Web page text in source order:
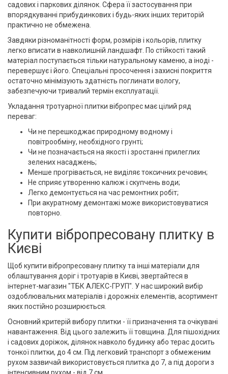
садових і паркових ділянок. Сфера її застосування при
впорядкуванні прибудинкових і будь-яких інших територій
практично не обмежена.
Завдяки різноманітності форм, розмірів і кольорів, плитку
легко вписати в навколишній ландшафт. По стійкості такий
матеріал поступається тільки натуральному каменю, а іноді -
перевершує і його. Спеціальні просочення і захисні покриття
остаточно мінімізують здатність поглинати вологу,
забезпечуючи тривалий термін експлуатації.
Укладання тротуарної плитки вібропрес має цілий ряд
переваг:
Чи не перешкоджає природному водному і
повітрообміну, необхідного грунті;
Чи не позначається на якості і зростанні прилеглих
зелених насаджень;
Менше прогрівається, не виділяє токсичних речовин;
Не сприяє утворенню калюж і скупчень води;
Легко демонтується на час ремонтних робіт;
При акуратному демонтажі може використовуватися
повторно.
Купити вібропресовану плитку в
Києві
Щоб купити вібропресовану плитку та інші матеріали для
облаштування доріг і тротуарів в Києві, звертайтеся в
інтернет-магазин "ТБК АЛЕКС-ГРУП". У нас широкий вибір
оздоблювальних матеріалів і дорожніх елементів, асортимент
яких постійно розширюється.
Основний критерій вибору плитки - її призначення та очікувані
навантаження. Від цього залежить її товщина. Для пішохідних
і садових доріжок, ділянок навколо будинку або терас досить
тонкої плитки, до 4 см. Під легковий транспорт з обмеженим
рухом зазвичай використовується плитка до 7, а під дороги з